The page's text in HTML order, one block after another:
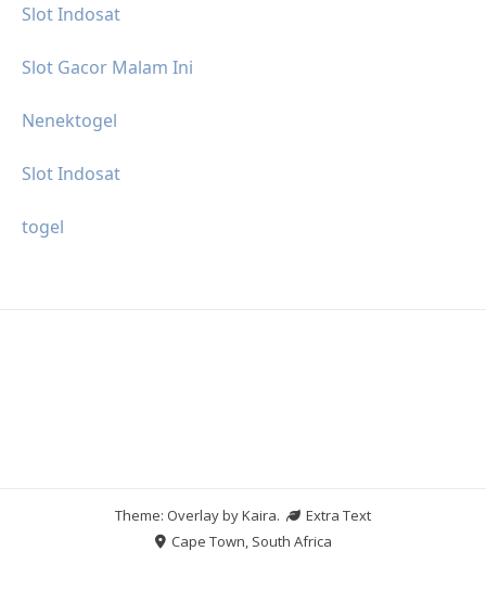
Slot Indosat
Slot Gacor Malam Ini
Nenektogel
Slot Indosat
togel
Theme: Overlay byKaira.
Extra Text
Cape Town, South Africa